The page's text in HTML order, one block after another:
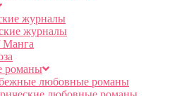
журналы
журналы
романы
любовные романы